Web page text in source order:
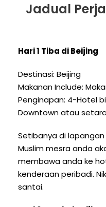
Jadual
Hari 1 Tiba di Beijing
Destinasi: Beijing
Makanan Include:
Penginapan: 4-Hotel
Downtown atau
Setibanya di
Muslim mesra anda
membawa anda ke
kenderaan peribadi.
santai.